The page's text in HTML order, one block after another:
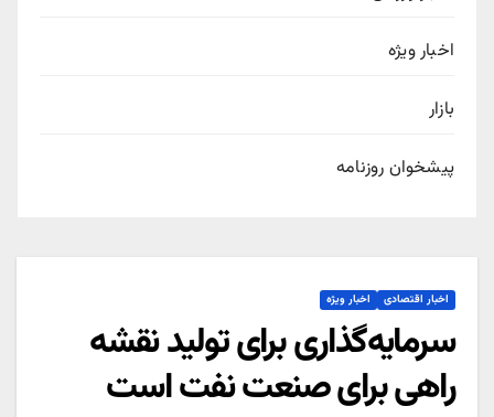
اخبار ویژه
بازار
پیشخوان روزنامه
اخبار اقتصادی اخبار ویژه
سرمایه‌گذاری برای تولید نقشه
راهی برای صنعت نفت است